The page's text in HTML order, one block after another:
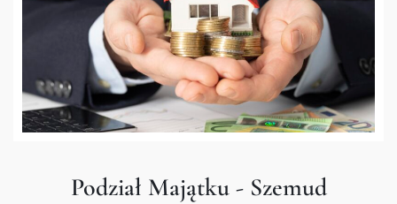
Podział Majątku - Szemud